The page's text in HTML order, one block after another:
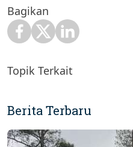
Bagikan
Topik Terkait
Berita Terbaru